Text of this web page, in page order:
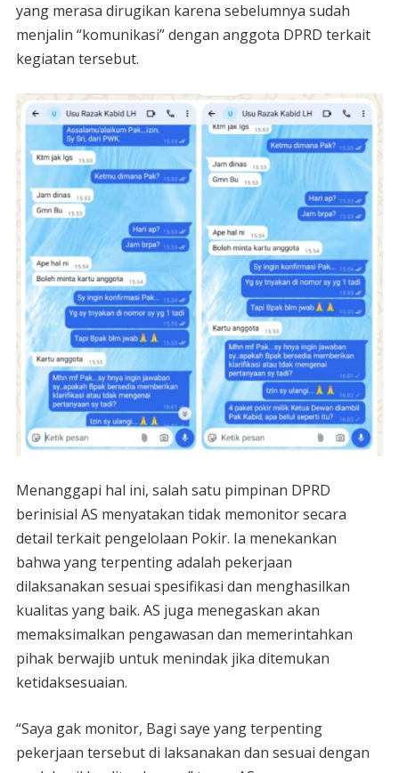
yang merasa dirugikan karena sebelumnya sudah
menjalin “komunikasi” dengan anggota DPRD terkait
kegiatan tersebut.
Menanggapi hal ini, salah satu pimpinan DPRD
berinisial AS menyatakan tidak memonitor secara
detail terkait pengelolaan Pokir. Ia menekankan
bahwa yang terpenting adalah pekerjaan
dilaksanakan sesuai spesifikasi dan menghasilkan
kualitas yang baik. AS juga menegaskan akan
memaksimalkan pengawasan dan memerintahkan
pihak berwajib untuk menindak jika ditemukan
ketidaksesuaian.
“Saya gak monitor, Bagi saye yang terpenting
pekerjaan tersebut di laksanakan dan sesuai dengan